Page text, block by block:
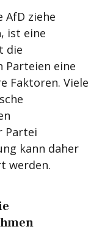
AfD ziehe
ist eine
die
eine
Faktoren. Viele
Partei
kann daher
werden.